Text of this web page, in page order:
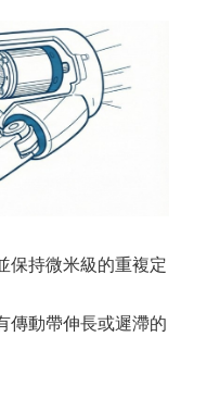
保持微米級的重複定
傳動帶伸長或遲滯的